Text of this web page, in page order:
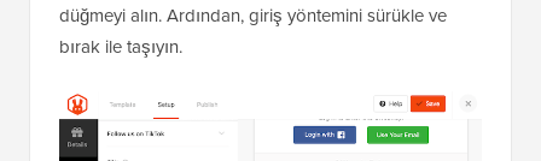
düğmeyi alın. Ardından, giriş yöntemini sürükle ve
bırak ile taşıyın.